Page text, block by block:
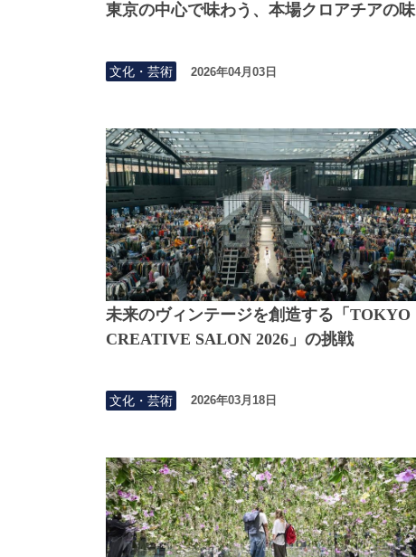
東京の中心で味わう、本場クロアチアの味
文化・芸術 2026年04月03日
未来のヴィンテージを創造する「TOKYO
CREATIVE SALON 2026」の挑戦
文化・芸術 2026年03月18日